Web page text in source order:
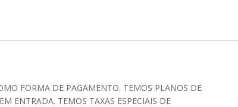
FORMA DE PAGAMENTO. TEMOS PLANOS DE
ENTRADA. TEMOS TAXAS ESPECIAIS DE